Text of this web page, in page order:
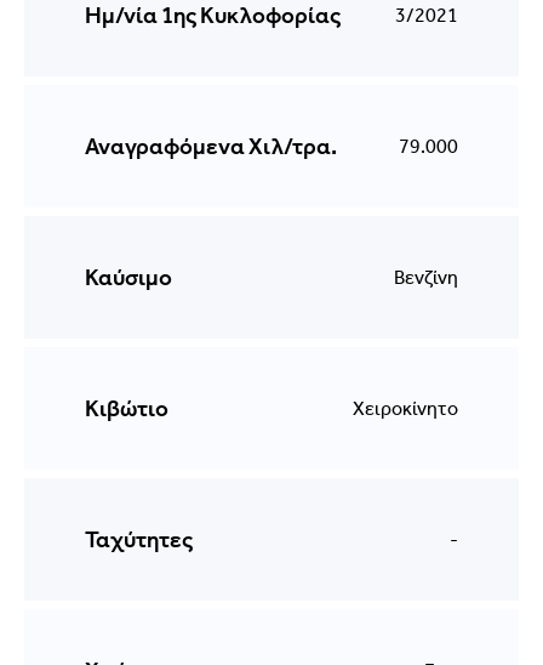
Ημ/νία 1ης Κυκλοφορίας 3/2021
Αναγραφόμενα Χιλ/τρα. 79.000
Καύσιμο Βενζίνη
Κιβώτιο Χειροκίνητο
Ταχύτητες -